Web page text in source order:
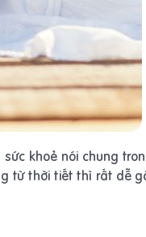
khoẻ nói chung
từ thời tiết thì rất dễ